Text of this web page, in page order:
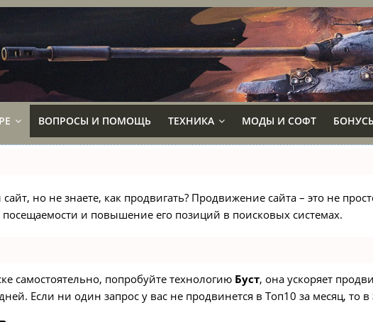
ВОПРОСЫ И ПОМОЩЬ ТЕХНИКА МОДЫ И СОФТ
но не знаете, как продвигать? Продвижение сайта – это не
и повышение его позиций в поисковых системах.
самостоятельно, попробуйте технологию Буст, она ускоряет
Если ни один запрос у вас не продвинется в Топ10 за месяц, то в